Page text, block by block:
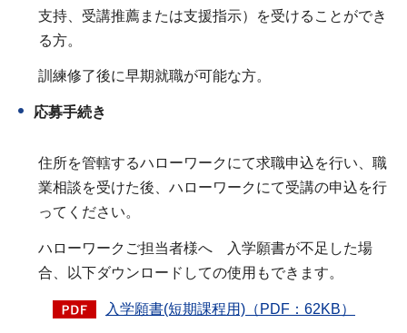
支持、受講推薦または支援指示）を受けることができ
る方。
訓練修了後に早期就職が可能な方。
応募手続き
住所を管轄するハローワークにて求職申込を行い、職
業相談を受けた後、ハローワークにて受講の申込を行
ってください。
ハローワークご担当者様へ 入学願書が不足した場
合、以下ダウンロードしての使用もできます。
入学願書(短期課程用)（PDF：62KB）